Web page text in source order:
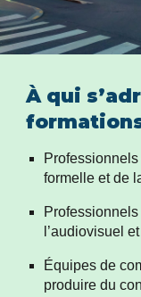
À qui
Professionnels
formelle et de
l’audiovisuel
Équipes de
produire du